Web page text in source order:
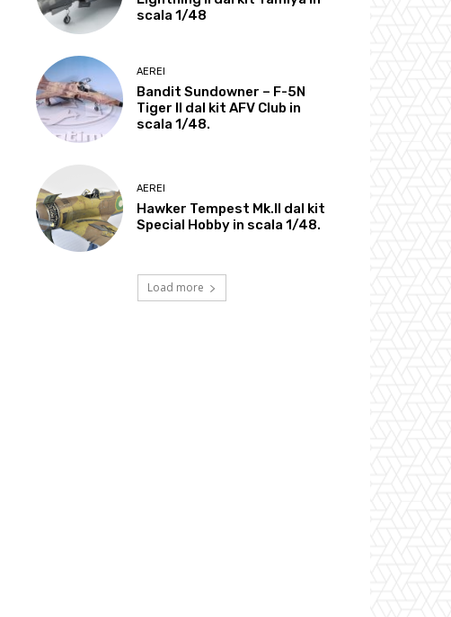
scala 1/48
AEREI
Bandit Sundowner – F-5N
Tiger II dal kit AFV Club in
scala 1/48.
AEREI
Hawker Tempest Mk.II dal kit
Special Hobby in scala 1/48.
Load more